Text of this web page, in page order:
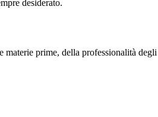
desiderato.
prime, della professionalità